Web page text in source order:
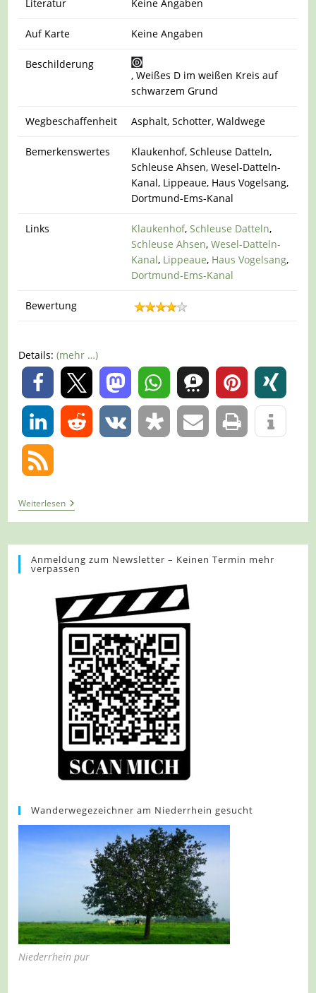
Literatur Keine Angaben
Auf Karte Keine Angaben
Beschilderung
, Weißes D im weißen Kreis auf
schwarzem Grund
Wegbeschaffenheit Asphalt, Schotter, Waldwege
Bemerkenswertes
Klaukenhof, Schleuse Datteln,
Schleuse Ahsen, Wesel-Datteln-
Kanal, Lippeaue, Haus Vogelsang,
Dortmund-Ems-Kanal
Links Klaukenhof,Schleuse Datteln,
Schleuse Ahsen,Wesel-Datteln-
Kanal, Lippeaue, Haus Vogelsang,
Dortmund-Ems-Kanal
Bewertung
Details:(mehr …)
0
0
WeiterlesenTour
1049
–
–
Die
Blaue
Anmeldung zum Newsletter – Keinen Termin mehr
verpassen
Wanderwegezeichner am Niederrhein gesucht
Niederrhein pur